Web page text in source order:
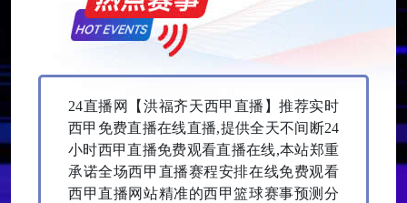
24直播网【‌洪福齐天西甲直播】推荐实时
西甲免费直播在线直播,提供全天不间断24
小时西甲直播免费观看直播在线,本站郑重
承诺全场西甲直播赛程安排在线免费观看
西甲直播网站精准的西甲篮球赛事预测分